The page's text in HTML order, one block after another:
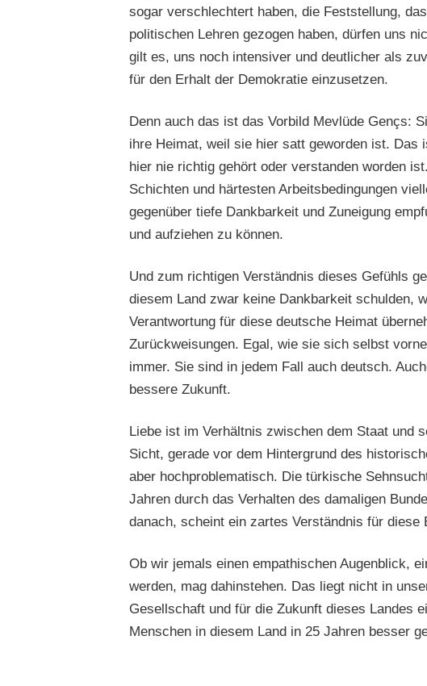
sogar verschlechtert haben, die Feststellung,
politischen Lehren gezogen haben, dürfen uns
gilt es, uns noch intensiver und deutlicher als
für den Erhalt der Demokratie einzusetzen.
Denn auch das ist das Vorbild Mevlüde Gençs:
ihre Heimat, weil sie hier satt geworden ist. Das
hier nie richtig gehört oder verstanden worden
Schichten und härtesten Arbeitsbedingungen
gegenüber tiefe Dankbarkeit und Zuneigung
und aufziehen zu können.
Und zum richtigen Verständnis dieses Gefühls
diesem Land zwar keine Dankbarkeit schulden,
Verantwortung für diese deutsche Heimat
Zurückweisungen. Egal, wie sie sich selbst
immer. Sie sind in jedem Fall auch deutsch.
bessere Zukunft.
Liebe ist im Verhältnis zwischen dem Staat und
Sicht, gerade vor dem Hintergrund des
aber hochproblematisch. Die türkische
Jahren durch das Verhalten des damaligen
danach, scheint ein zartes Verständnis für diese
Ob wir jemals einen empathischen Augenblick,
werden, mag dahinstehen. Das liegt nicht in
Gesellschaft und für die Zukunft dieses Landes
Menschen in diesem Land in 25 Jahren besser